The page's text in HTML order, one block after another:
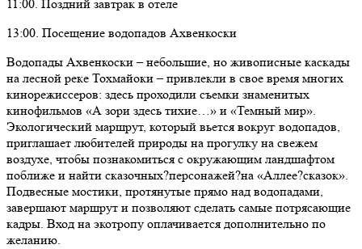
11:00. Поздний завтрак в отеле
13:00. Посещение водопадов Ахвенкоски
Водопады Ахвенкоски – небольшие, но живописные каскады
на лесной реке Тохмайоки – привлекли в свое время многих
кинорежиссеров: здесь проходили съемки знаменитых
кинофильмов «А зори здесь тихие…» и «Темный мир».
Экологический маршрут, который вьется вокруг водопадов,
приглашает любителей природы на прогулку на свежем
воздухе, чтобы познакомиться с окружающим ландшафтом
поближе и найти сказочных?персонажей?на «Аллее?сказок».
Подвесные мостики, протянутые прямо над водопадами,
завершают маршрут и позволяют сделать самые потрясающие
кадры. Вход на экотропу оплачивается дополнительно по
желанию.